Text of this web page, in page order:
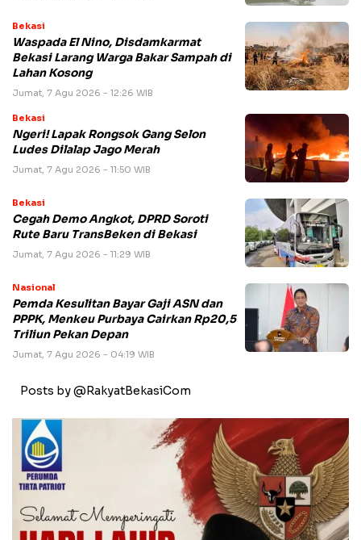
Bekasi
Waspada El Nino, Disdamkarmat
Bekasi Larang Warga Bakar Sampah di
Lahan Kosong
Jumat, 7 Agu 2026 - 12:26 WIB
Bekasi
Ngeri! Lapak Rongsok Gang Selon
Ludes Dilalap Jago Merah
Jumat, 7 Agu 2026 - 11:50 WIB
Bekasi
Cegah Demo Angkot, DPRD Soroti
Rute Baru TransBeken di Bekasi
Jumat, 7 Agu 2026 - 11:29 WIB
Nasional
Pemda Kesulitan Bayar Gaji ASN dan
PPPK, Menkeu Purbaya Cairkan Rp20,5
Triliun Pekan Depan
Jumat, 7 Agu 2026 - 04:19 WIB
Posts by @RakyatBekasiCom